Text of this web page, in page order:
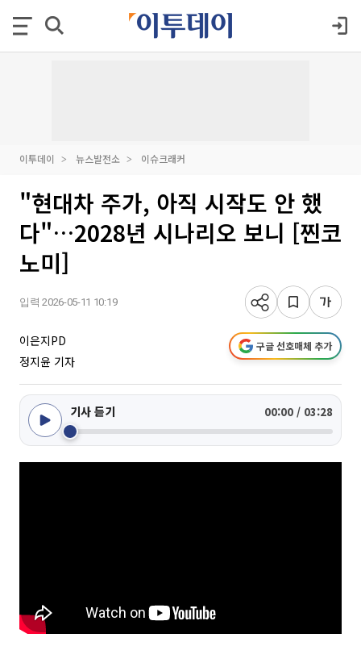
이투데이 뉴스발전소 이슈크래커
"현대차 주가, 아직 시작도 안 했
다"…2028년 시나리오 보니 [찐코
노미]
입력 2026-05-11 10:19
이은지PD
정지윤 기자
구글 선호매체 추가
기사 듣기 00:00 / 03:28